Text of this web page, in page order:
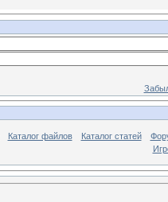
Каталог файлов Каталог статей